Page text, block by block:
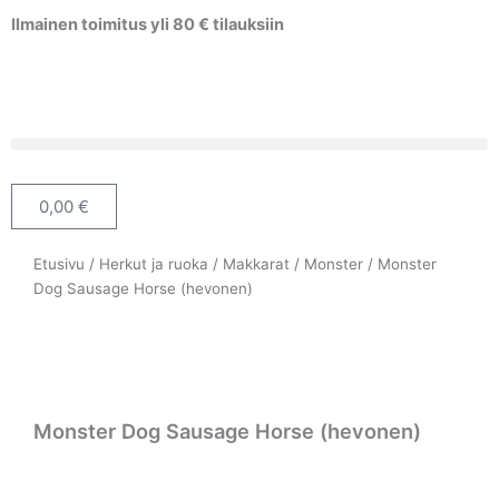
Ilmainen toimitus yli 80 € tilauksiin
0,00 €
Etusivu / Herkut ja ruoka / Makkarat / Monster / Monster
Dog Sausage Horse (hevonen)
Monster Dog Sausage Horse (hevonen)